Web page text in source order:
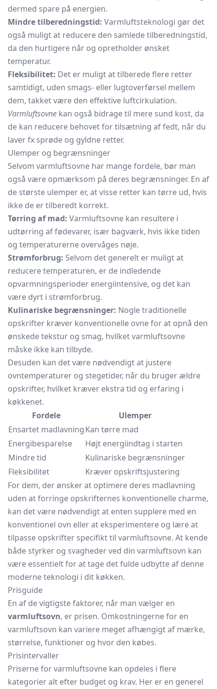
dermed spare på energien.
Mindre tilberedningstid: Varmluftsteknologi gør det
også muligt at reducere den samlede tilberedningstid,
da den hurtigere når og opretholder ønsket
temperatur.
Fleksibilitet: Det er muligt at tilberede flere retter
samtidigt, uden smags- eller lugtoverførsel mellem
dem, takket være den effektive luftcirkulation.
Varmluftsovne kan også bidrage til mere sund kost, da
de kan reducere behovet for tilsætning af fedt, når du
laver fx sprøde og gyldne retter.
Ulemper og begrænsninger
Selvom varmluftsovne har mange fordele, bør man
også være opmærksom på deres begrænsninger. En af
de største ulemper er, at visse retter kan tørre ud, hvis
ikke de er tilberedt korrekt.
Tørring af mad: Varmluftsovne kan resultere i
udtørring af fødevarer, især bagværk, hvis ikke tiden
og temperaturerne overvåges nøje.
Strømforbrug: Selvom det generelt er muligt at
reducere temperaturen, er de indledende
opvarmningsperioder energiintensive, og det kan
være dyrt i strømforbrug.
Kulinariske begrænsninger: Nogle traditionelle
opskrifter kræver konventionelle ovne for at opnå den
ønskede tekstur og smag, hvilket varmluftsovne
måske ikke kan tilbyde.
Desuden kan det være nødvendigt at justere
ovntemperaturer og stegetider, når du bruger ældre
opskrifter, hvilket kræver ekstra tid og erfaring i
køkkenet.
Fordele
Ulemper
Ensartet madlavningKan tørre mad
Energibesparelse
Højt energiindtag i starten
Mindre tid
Kulinariske begrænsninger
Fleksibilitet
Kræver opskriftsjustering
For dem, der ønsker at optimere deres madlavning
uden at forringe opskrifternes konventionelle charme,
kan det være nødvendigt at enten supplere med en
konventionel ovn eller at eksperimentere og lære at
tilpasse opskrifter specifikt til varmluftsovne. At kende
både styrker og svagheder ved din varmluftsovn kan
være essentielt for at tage det fulde udbytte af denne
moderne teknologi i dit køkken.
Prisguide
En af de vigtigste faktorer, når man vælger en
varmluftsovn, er prisen. Omkostningerne for en
varmluftsovn kan variere meget afhængigt af mærke,
størrelse, funktioner og hvor den købes.
Prisintervaller
Priserne for varmluftsovne kan opdeles i flere
kategorier alt efter budget og krav. Her er en generel